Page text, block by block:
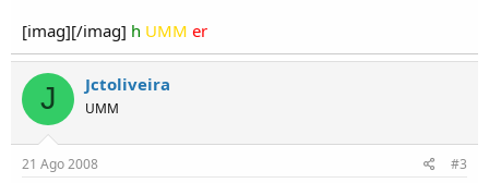
[imag][/imag] h UMM er
J Jctoliveira
UMM
21 Ago 2008 #3